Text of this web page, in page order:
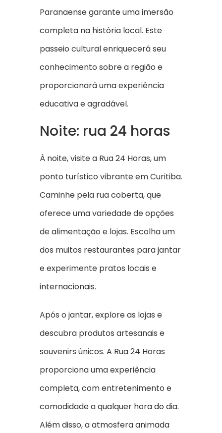
Paranaense garante uma imersão
completa na história local. Este
passeio cultural enriquecerá seu
conhecimento sobre a região e
proporcionará uma experiência
educativa e agradável.
Noite: rua 24 horas
À noite, visite a Rua 24 Horas, um
ponto turístico vibrante em Curitiba.
Caminhe pela rua coberta, que
oferece uma variedade de opções
de alimentação e lojas. Escolha um
dos muitos restaurantes para jantar
e experimente pratos locais e
internacionais.
Após o jantar, explore as lojas e
descubra produtos artesanais e
souvenirs únicos. A Rua 24 Horas
proporciona uma experiência
completa, com entretenimento e
comodidade a qualquer hora do dia.
Além disso, a atmosfera animada